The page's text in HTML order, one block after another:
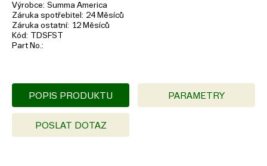
Výrobce Summa America
Záruka spotřebitel
24 Měsíců
Záruka ostatní 12 Měsíců
Kód
TDSFST
Part No.
POPIS PRODUKTU PARAMETRY
POSLAT DOTAZ